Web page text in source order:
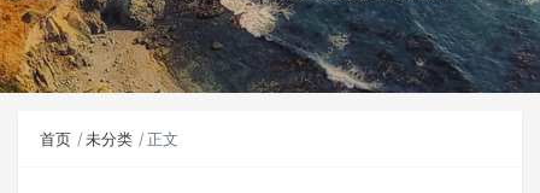
首页 未分类 正文